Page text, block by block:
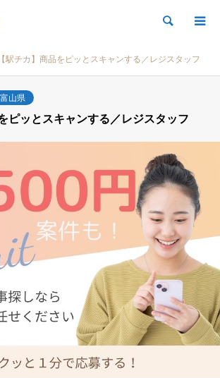
検索
【駅チカ】商品をピッとスキャンする／レジスタッフ
富山県
ピッとスキャンする／レジスタッフ